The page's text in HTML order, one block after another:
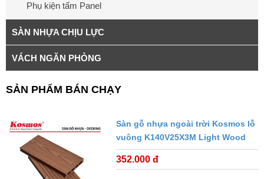
Phụ kiện tấm Panel
SÀN NHỰA CHỊU LỰC
VÁCH NGĂN PHÒNG
SẢN PHẨM BÁN CHẠY
Sàn gỗ nhựa ngoài trời Kosmos lỗ
vuông K140V25X3M Light Wood
352.000 đ